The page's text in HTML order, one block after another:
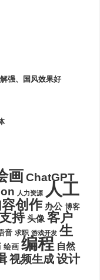
强、国风效果好
画ChatGPT
人力资源 人工
创作 办公 博客
持 头像 客户
音 求职 游戏开发 生
绘画 编程 自然
视频生成设计